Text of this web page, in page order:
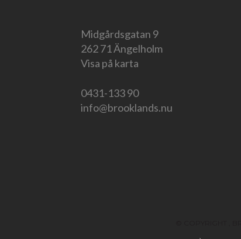
Midgårdsgatan 9
262 71 Ängelholm
Visa på karta
0431-133 90
info@brooklands.nu